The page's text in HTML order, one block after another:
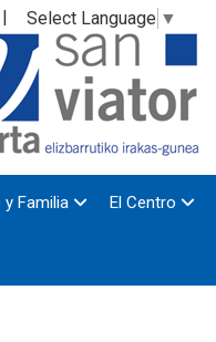
| Select Language ▼
Familia El Centro